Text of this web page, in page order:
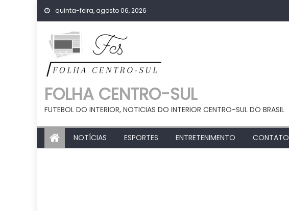
Skip
content
quinta-feira, agosto 06, 2026
FOLHA CENTRO-SUL
FUTEBOL DO INTERIOR, NOTICIAS DO INTERIOR CENTRO-SUL DO BRASIL
NOTÍCIAS ESPORTES ENTRETENIMENTO CONTATO